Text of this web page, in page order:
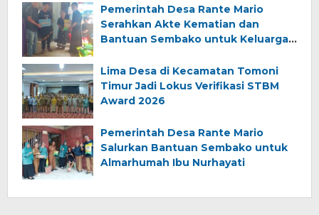
Pemerintah Desa Rante Mario
Serahkan Akte Kematian dan
Bantuan Sembako untuk Keluarga
Lima Desa di Kecamatan Tomoni
Timur Jadi Lokus Verifikasi STBM
Award 2026
Pemerintah Desa Rante Mario
Salurkan Bantuan Sembako untuk
Almarhumah Ibu Nurhayati